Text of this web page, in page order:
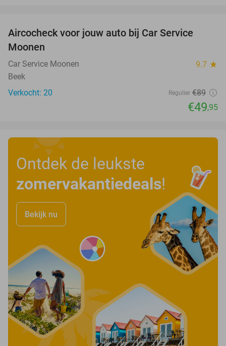
Aircocheck voor jouw auto bij Car Service
Moonen
Car Service Moonen 9.7 star
Beek
Verkocht: 20
Regulier €89
€49,95
Ontdek de leukste
zomervakantiedeals!
Bekijk nu